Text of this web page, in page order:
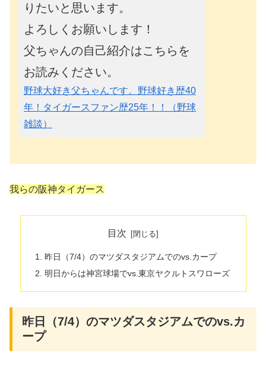
りたいと思います。
よろしくお願いします！
父ちゃんの自己紹介はこちらを
お読みください。
野球大好き父ちゃんです。野球好き歴40
年！タイガースファン歴25年！！（野球
雑談）
我らの阪神タイガース
目次
昨日（7/4）のマツダスタジアムでのvs.カープ
明日からは神宮球場でvs.東京ヤクルトスワローズ
昨日（7/4）のマツダスタジアムでのvs.カ
ープ